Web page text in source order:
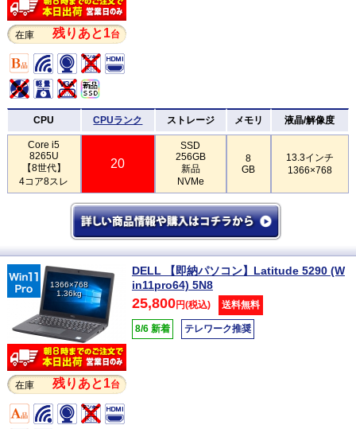
在庫 残りあと1台
CPU CPUランク ストレージ メモリ 液晶/解像度
Core i5
8265U
【8世代】
4コア8スレ
20
SSD
256GB
新品
NVMe
8
GB
13.3インチ
1366×768
1366×768
1.36kg
在庫 残りあと1台
DELL 【即納パソコン】Latitude 5290 (W
in11pro64) 5N8
25,800円(税込) 送料無料
8/6 新着 テレワーク推奨